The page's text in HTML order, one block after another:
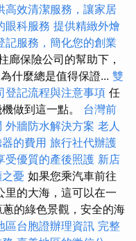
高效清潔服務，讓家居
眼科服務 提供精緻外燴
記服務，簡化您的創業
廊保險公司的幫助下，
什麼總是值得保證... 雙
登記流程與注意事項 任
做到這一點。 台灣前
外牆防水解決方案 老人
的費用 旅行社代辦護
受優質的產後照護 新店
憂 如果您乘汽車前往
的大海，這可以在一
的綠色景觀，安全的海
區台胞證辦理資訊 完整